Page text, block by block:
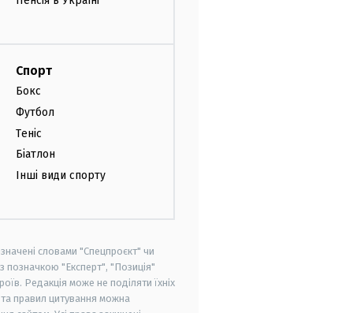
Спорт
Бокс
Футбол
Теніс
Біатлон
Інші види спорту
словами "Спецпроєкт" чи
позначкою "Експерт", "Позиція"
Редакція може не поділяти їхніх
правил цитування можна